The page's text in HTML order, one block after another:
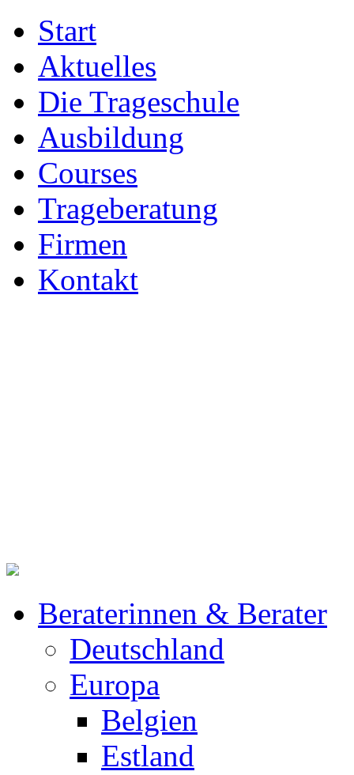
Start
Aktuelles
Die Trageschule
Ausbildung
Courses
Trageberatung
Firmen
Kontakt
Beraterinnen & Berater
Deutschland
Europa
Belgien
Estland